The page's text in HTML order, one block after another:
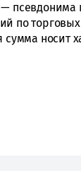
по
сумма носит